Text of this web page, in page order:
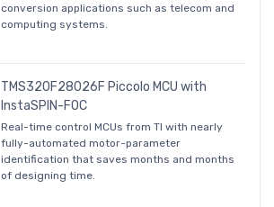
conversion applications such as telecom and
computing systems.
TMS320F28026F Piccolo MCU with
InstaSPIN-FOC
Real-time control MCUs from TI with nearly
fully-automated motor-parameter
identification that saves months and months
of designing time.